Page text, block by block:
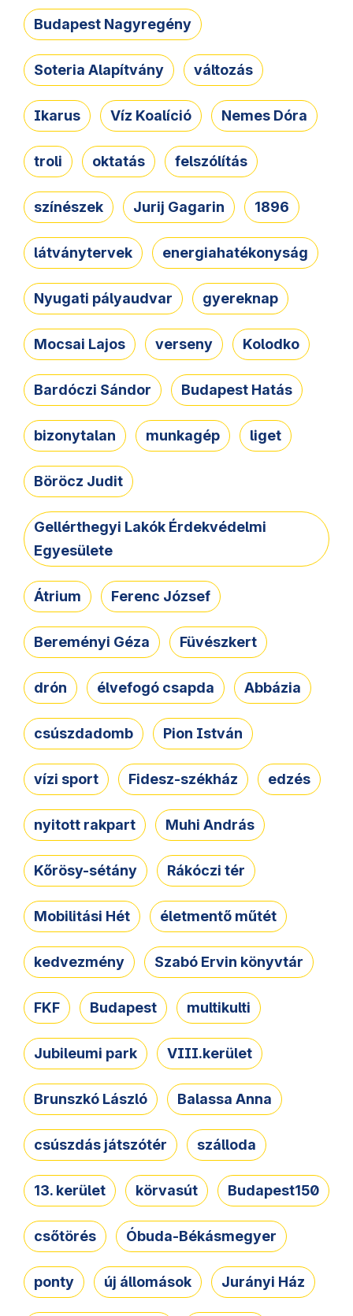
Budapest Nagyregény
Soteria Alapítvány változás
Ikarus Víz Koalíció Nemes Dóra
troli oktatás felszólítás
színészek Jurij Gagarin 1896
látványtervek energiahatékonyság
Nyugati pályaudvar gyereknap
Mocsai Lajos verseny Kolodko
Bardóczi Sándor Budapest Hatás
bizonytalan munkagép liget
Böröcz Judit
Gellérthegyi Lakók Érdekvédelmi
Egyesülete
Átrium Ferenc József
Bereményi Géza Füvészkert
drón élvefogó csapda Abbázia
csúszdadomb Pion István
vízi sport Fidesz-székház edzés
nyitott rakpart Muhi András
Kőrösy-sétány Rákóczi tér
Mobilitási Hét életmentő műtét
kedvezmény Szabó Ervin könyvtár
FKF Budapest multikulti
Jubileumi park VIII.kerület
Brunszkó László Balassa Anna
csúszdás játszótér szálloda
13. kerület körvasút Budapest150
csőtörés Óbuda-Békásmegyer
ponty új állomások Jurányi Ház